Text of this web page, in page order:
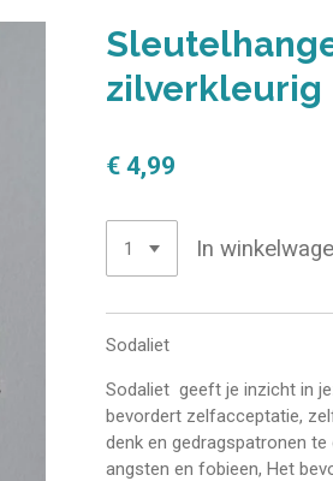
zilverkleurig
€ 4,99
In
Sodaliet
Sodaliet geeft je inzicht in
bevordert zelfacceptatie,
denk en gedragspatronen
angsten en fobieen, Het